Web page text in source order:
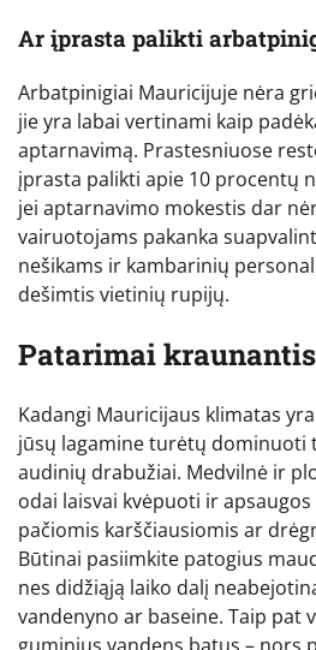
Ar įprasta palikti
Arbatpinigiai Mauricijuje nėra
jie yra labai vertinami kaip
aptarnavimą. Prastesniuose
įprasta palikti apie 10 procentų
jei aptarnavimo mokestis dar
vairuotojams pakanka
nešikams ir kambarinių
dešimtis vietinių rupijų.
Patarimai
Kadangi Mauricijaus klimatas
jūsų lagamine turėtų dominuoti
audinių drabužiai. Medvilnė ir
odai laisvai kvėpuoti ir
pačiomis karščiausiomis ar
Būtinai pasiimkite patogius
nes didžiąją laiko dalį
vandenyno ar baseine. Taip pat